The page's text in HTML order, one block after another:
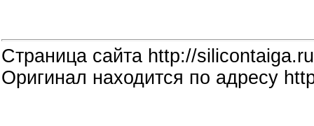
Страница сайта http://silicontaiga.ru
Оригинал находится по адресу